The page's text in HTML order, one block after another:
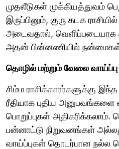
முதலீடுகள் முக்கியத்துவம்
இருப்பினும், குரு கடக
அடைவதால், வெளிப்படையாக
அதன் பின்னணியில் நன்மைகள்
தொழில் மற்றும் வேலை வாய்ப்பு
சிம்ம ராசிக்காரர்களுக்கு
ரீதியாக புதிய அனுபவங்களை
பொறுப்புகள் அதிகரிக்கலாம்.
பன்னாட்டு நிறுவனங்கள்
வாய்ப்புகள் தொடர்பான நல்ல